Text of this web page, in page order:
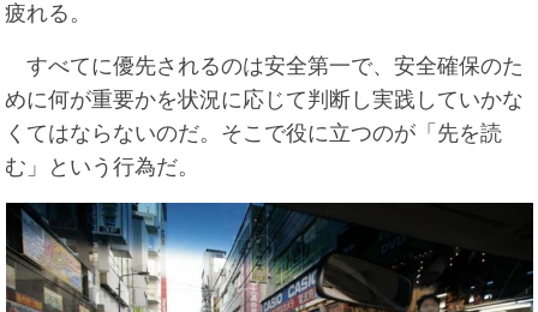
疲れる。
すべてに優先されるのは安全第一で、安全確保のた
めに何が重要かを状況に応じて判断し実践していかな
くてはならないのだ。そこで役に立つのが「先を読
む」という行為だ。